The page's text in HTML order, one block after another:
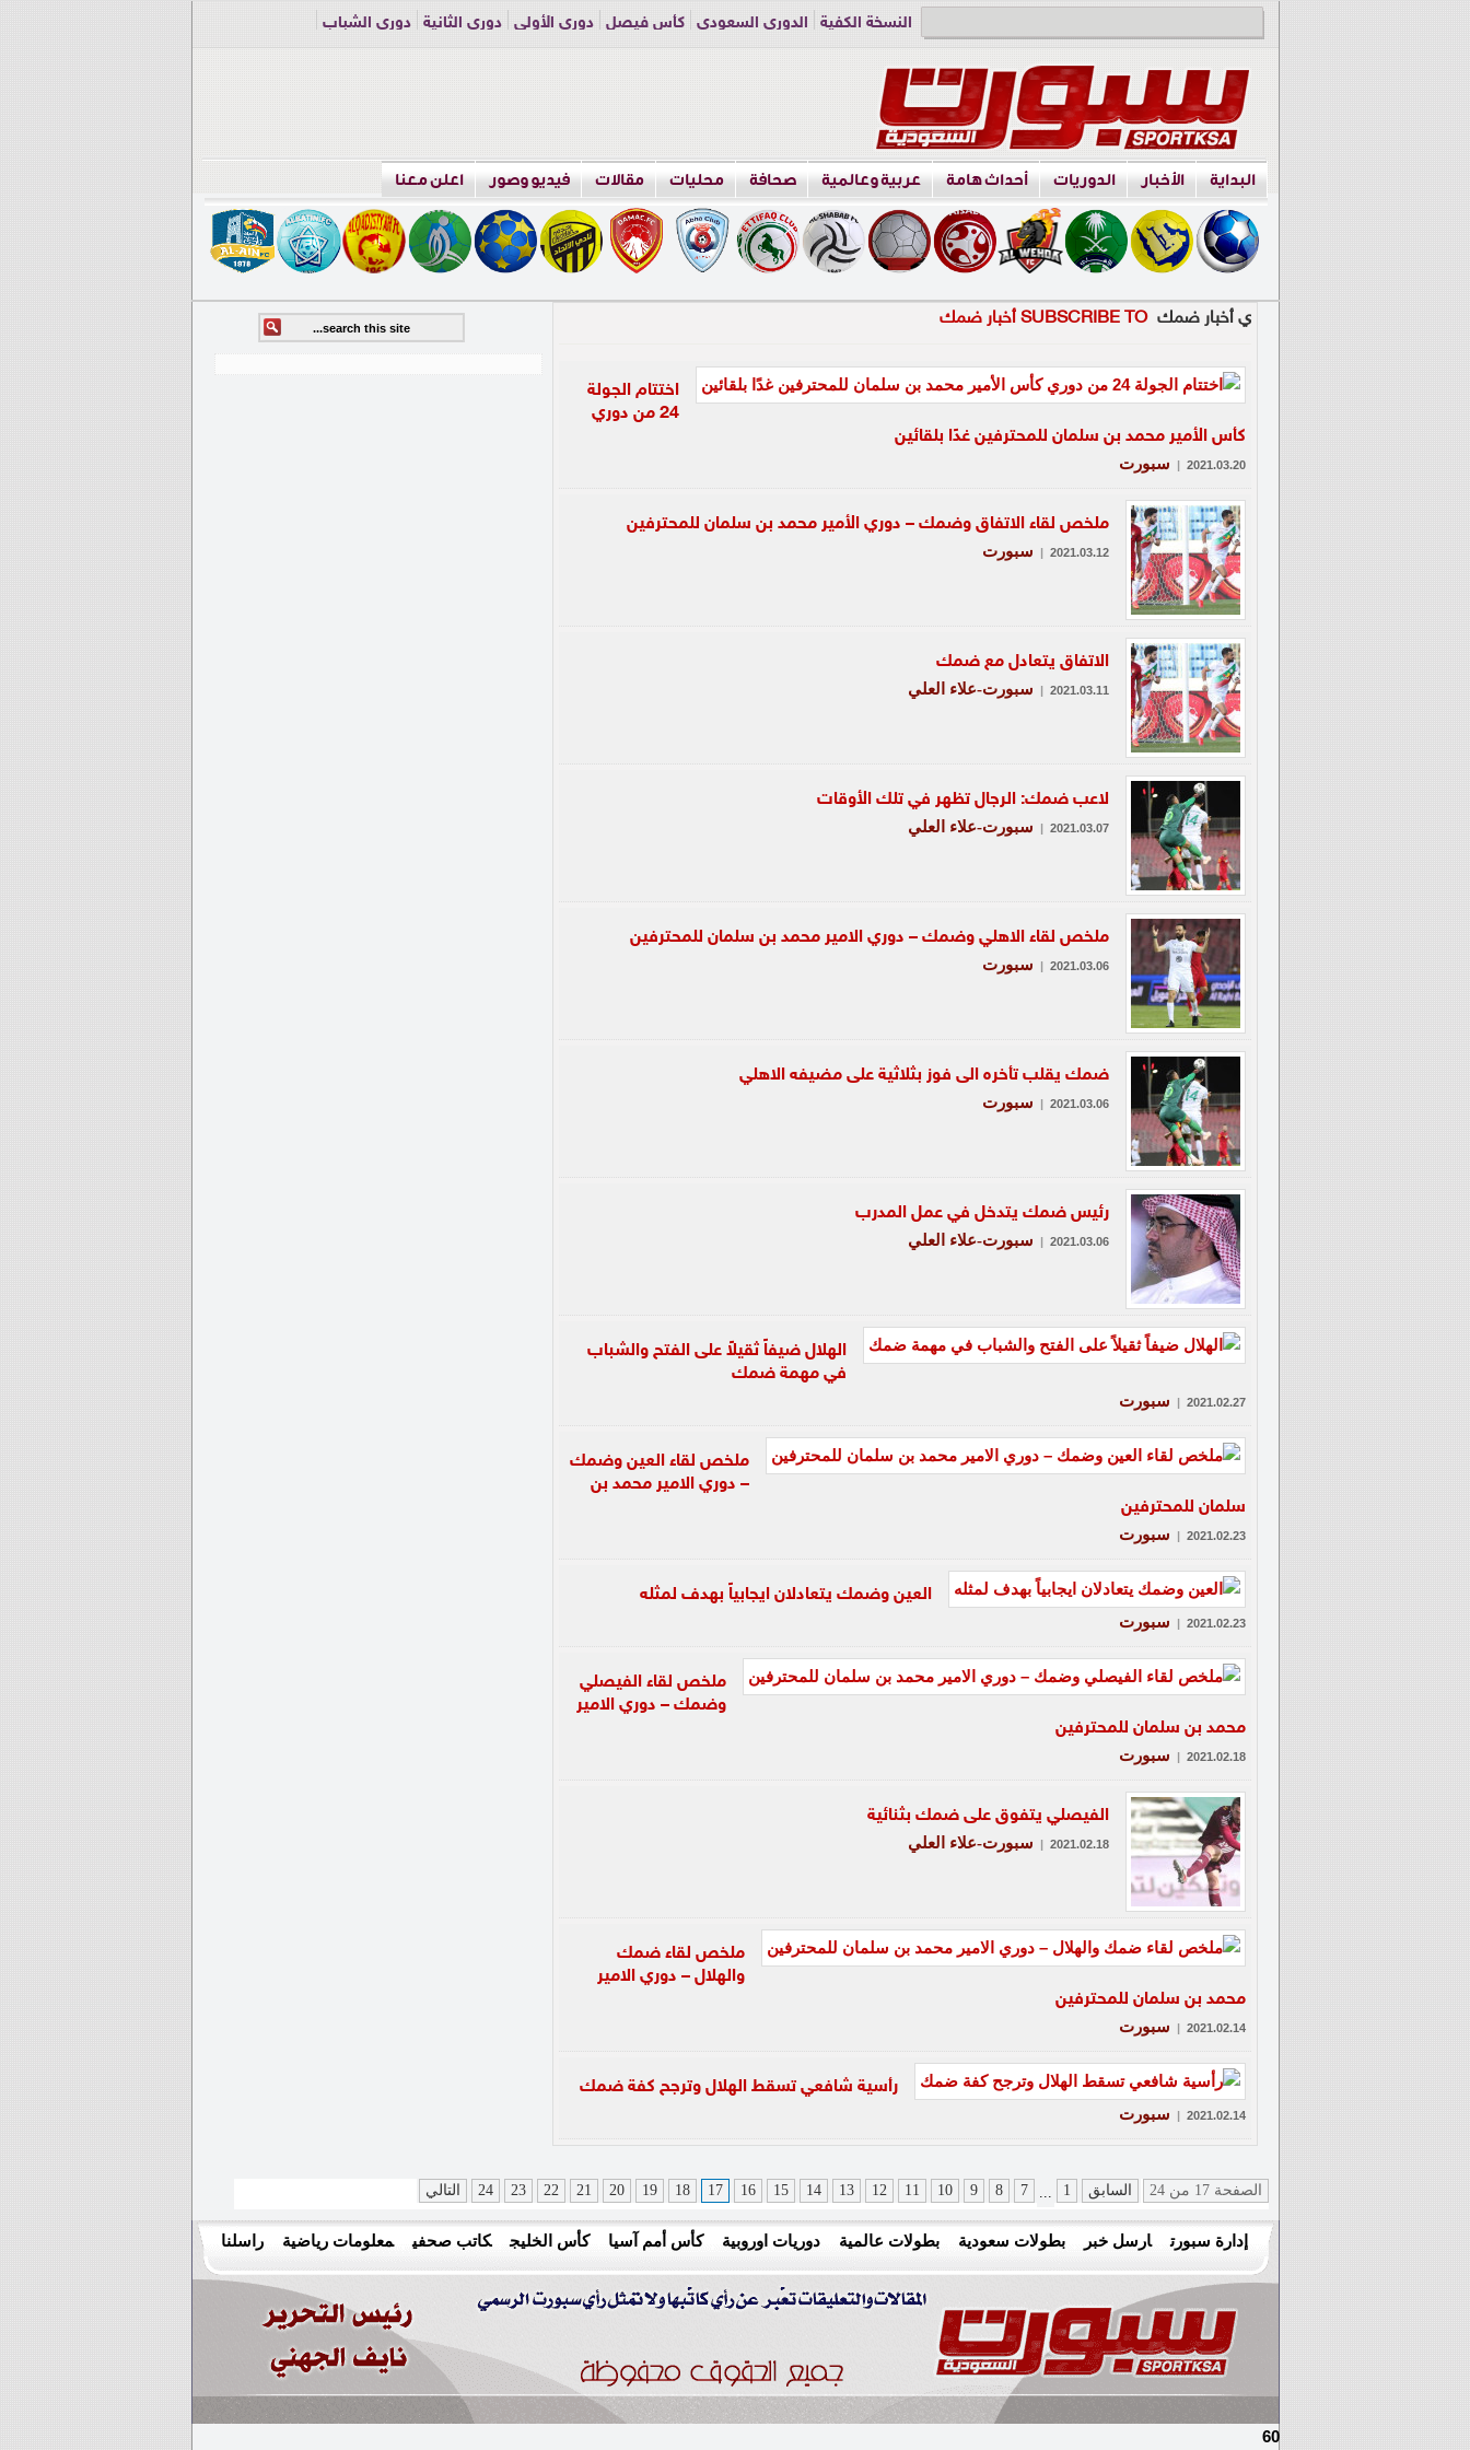
النسخة الكفية الدوري السعودي كأس فيصل دوري الأولى دوري الثانية
دوري الشباب
البداية الأخبار الدوريات أحداث هامة عربية وعالمية صحافة محليات مقالات فيديو وصور اعلن معنا
ي أخبار ضمك SUBSCRIBE TO أخبار ضمك
اختتام الجولة
24 من دوري
كأس الأمير محمد بن سلمان للمحترفين غدًا بلقائين
2021.03.20
| سبورت
ملخص لقاء الاتفاق وضمك – دوري الأمير محمد بن سلمان للمحترفين
2021.03.12
| سبورت
الاتفاق يتعادل مع ضمك
2021.03.11
| سبورت-علاء العلي
لاعب ضمك: الرجال تظهر في تلك الأوقات
2021.03.07
| سبورت-علاء العلي
ملخص لقاء الاهلي وضمك – دوري الامير محمد بن سلمان للمحترفين
2021.03.06
| سبورت
ضمك يقلب تأخره الى فوز بثلاثية على مضيفه الاهلي
2021.03.06
| سبورت
رئيس ضمك يتدخل في عمل المدرب
2021.03.06
| سبورت-علاء العلي
الهلال ضيفاً ثقيلاً على الفتح والشباب
في مهمة ضمك
2021.02.27
| سبورت
ملخص لقاء العين وضمك
– دوري الامير محمد بن
سلمان للمحترفين
2021.02.23
| سبورت
العين وضمك يتعادلان ايجابياً بهدف لمثله
2021.02.23
| سبورت
ملخص لقاء الفيصلي
وضمك – دوري الامير
محمد بن سلمان للمحترفين
2021.02.18
| سبورت
الفيصلي يتفوق على ضمك بثنائية
2021.02.18
| سبورت-علاء العلي
ملخص لقاء ضمك
والهلال – دوري الامير
محمد بن سلمان للمحترفين
2021.02.14
| سبورت
رأسية شافعي تسقط الهلال وترجح كفة ضمك
2021.02.14
| سبورت
الصفحة 17 من 24 السابق 1
...
7
8
9
10
11
12
13
14
15
16
17
18
19
20
21
22
23
24 التالي
إدارة سبورت ارسل خبر بطولات سعودية بطولات عالمية دوريات اوروبية كأس أمم آسيا كأس الخليج كاتب صحفي معلومات رياضية راسلنا
60